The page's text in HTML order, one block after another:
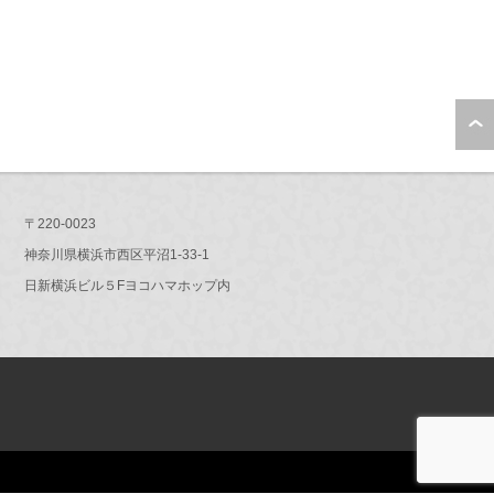
〒220-0023
神奈川県横浜市西区平沼1-33-1
日新横浜ビル５Fヨコハマホップ内